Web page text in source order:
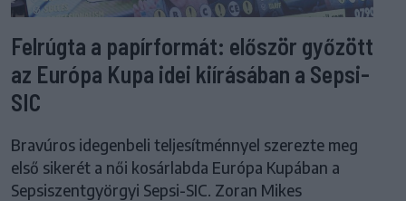
Felrúgta a papírformát: először győzött
az Európa Kupa idei kiírásában a Sepsi-
SIC
Bravúros idegenbeli teljesítménnyel szerezte meg
első sikerét a női kosárlabda Európa Kupában a
Sepsiszentgyörgyi Sepsi-SIC. Zoran Mikes